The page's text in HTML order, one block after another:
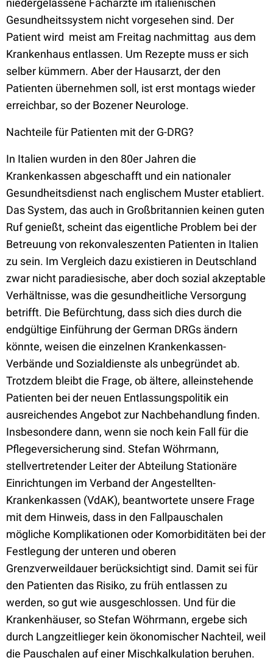
niedergelassene Fachärzte im italienischen
Gesundheitssystem nicht vorgesehen sind. Der
Patient wird  meist am Freitag nachmittag  aus dem
Krankenhaus entlassen. Um Rezepte muss er sich
selber kümmern. Aber der Hausarzt, der den
Patienten übernehmen soll, ist erst montags wieder
erreichbar, so der Bozener Neurologe.
Nachteile für Patienten mit der G-DRG?
In Italien wurden in den 80er Jahren die
Krankenkassen abgeschafft und ein nationaler
Gesundheitsdienst nach englischem Muster etabliert.
Das System, das auch in Großbritannien keinen guten
Ruf genießt, scheint das eigentliche Problem bei der
Betreuung von rekonvaleszenten Patienten in Italien
zu sein. Im Vergleich dazu existieren in Deutschland
zwar nicht paradiesische, aber doch sozial akzeptable
Verhältnisse, was die gesundheitliche Versorgung
betrifft. Die Befürchtung, dass sich dies durch die
endgültige Einführung der German DRGs ändern
könnte, weisen die einzelnen Krankenkassen-
Verbände und Sozialdienste als unbegründet ab.
Trotzdem bleibt die Frage, ob ältere, alleinstehende
Patienten bei der neuen Entlassungspolitik ein
ausreichendes Angebot zur Nachbehandlung finden.
Insbesondere dann, wenn sie noch kein Fall für die
Pflegeversicherung sind. Stefan Wöhrmann,
stellvertretender Leiter der Abteilung Stationäre
Einrichtungen im Verband der Angestellten-
Krankenkassen (VdAK), beantwortete unsere Frage
mit dem Hinweis, dass in den Fallpauschalen
mögliche Komplikationen oder Komorbiditäten bei der
Festlegung der unteren und oberen
Grenzverweildauer berücksichtigt sind. Damit sei für
den Patienten das Risiko, zu früh entlassen zu
werden, so gut wie ausgeschlossen. Und für die
Krankenhäuser, so Stefan Wöhrmann, ergebe sich
durch Langzeitlieger kein ökonomischer Nachteil, weil
die Pauschalen auf einer Mischkalkulation beruhen.